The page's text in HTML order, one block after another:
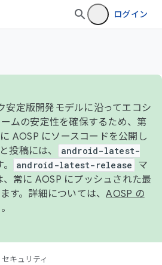
ログイン
安定版開発モデルに沿ってエコシ
ムの安定性を確保するため、第
AOSP にソースコードを公開し
投稿には、
android-latest-
android-latest-release
マ
常に AOSP にプッシュされた最
す。詳細については、AOSP の
セキュリティ